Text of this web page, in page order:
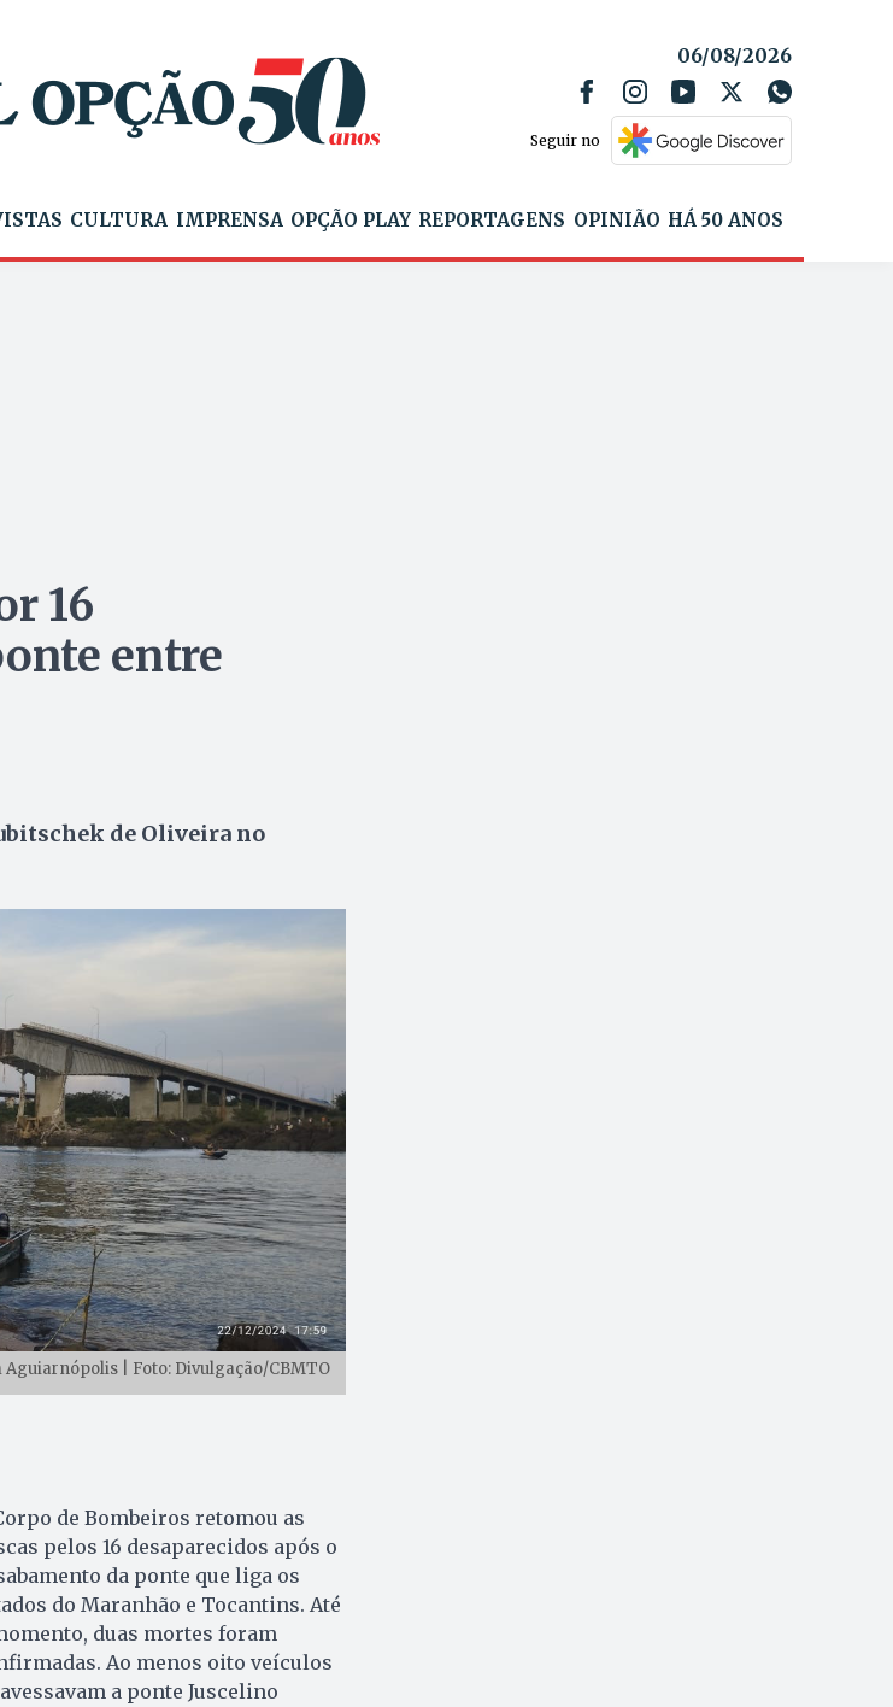
06/08/2026
Seguir no
CULTURA IMPRENSA OPÇÃO PLAY REPORTAGENS OPINIÃO HÁ 50 ANOS
16
entre
de Oliveira no
| Foto: Divulgação/CBMTO
de Bombeiros retomou as
pelos 16 desaparecidos após o
da ponte que liga os
do Maranhão e Tocantins. Até
duas mortes foram
Ao menos oito veículos
a ponte Juscelino